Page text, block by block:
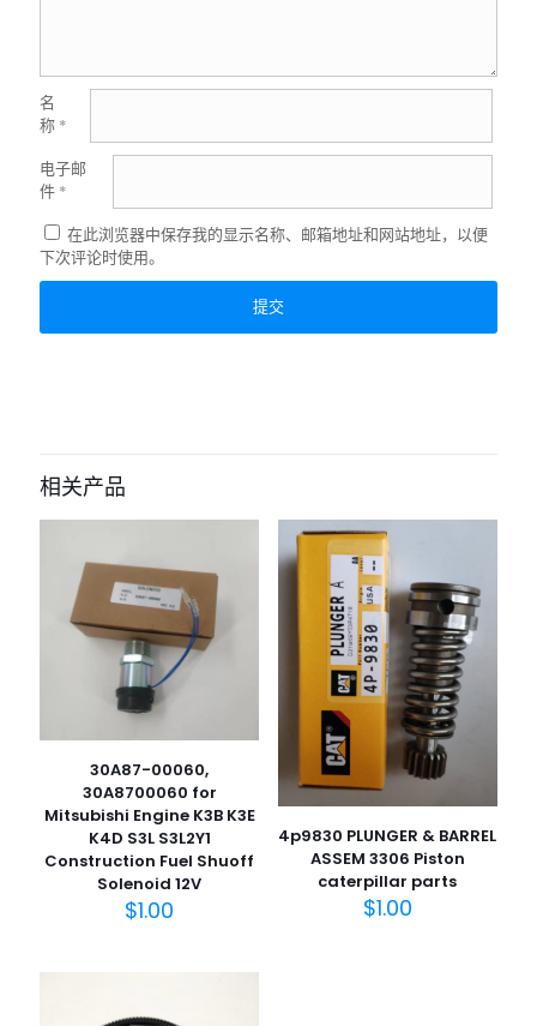
名
称 *
电子邮
件 *
在此浏览器中保存我的显示名称、邮箱地址和网站地址，以便
下次评论时使用。
相关产品
30A87-00060,
30A8700060 for
Mitsubishi Engine K3B K3E
K4D S3L S3L2Y1
Construction Fuel Shuoff
Solenoid 12V
$1.00
4p9830 PLUNGER & BARREL
ASSEM 3306 Piston
caterpillar parts
$1.00